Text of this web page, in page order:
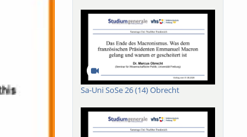
Sa-Uni SoSe 26 (14) Obrecht